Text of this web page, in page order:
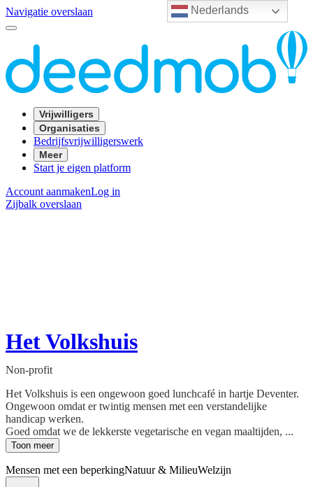
Nederlands
Navigatie overslaan
Vrijwilligers
Organisaties
Bedrijfsvrijwilligerswerk
Meer
Start je eigen platform
Account aanmakenLog in
Zijbalk overslaan
Het Volkshuis
Non-profit
Het Volkshuis is een ongewoon goed lunchcafé in hartje Deventer.
Ongewoon omdat er twintig mensen met een verstandelijke
handicap werken.
Goed omdat we de lekkerste vegetarische en vegan maaltijden, ...
Toon meer
Mensen met een beperkingNatuur & MilieuWelzijn